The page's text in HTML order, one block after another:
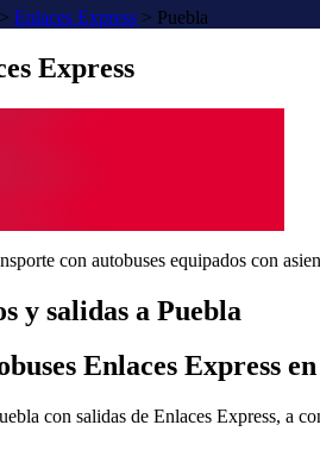
> Enlaces Express > Puebla
Express
con autobuses equipados con
y salidas a Puebla
Enlaces Express
con salidas de Enlaces Express,